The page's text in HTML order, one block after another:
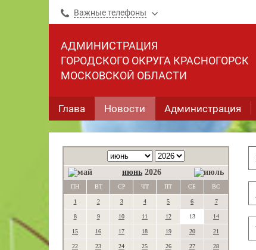
Важные телефоны
АДМИНИСТРАЦИЯ
ГОРОДСКОГО ОКРУГА КРАСНОГОРСК
МОСКОВСКОЙ ОБЛАСТИ
Глава Новости Администрация
июнь 2026
ПН ВТ СР ЧТ ПТ СБ ВС
1 2 3 4 5 6 7
8 9 10 11 12 13 14
15 16 17 18 19 20 21
22 23 24 25 26 27 28